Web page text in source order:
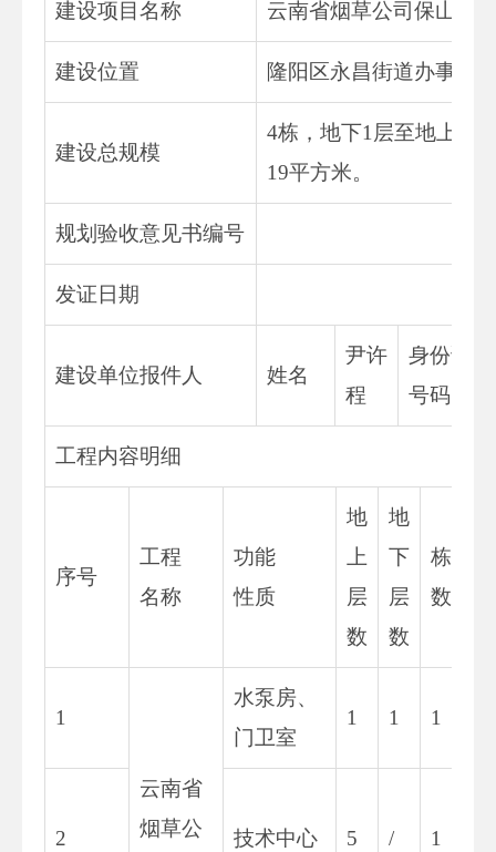
建设项目名称 云南省烟草公司保山市
建设位置 隆阳区永昌街道办事处
建设总规模
4栋，地下1层至地上13
19平方米。
规划验收意见书编号
发证日期
建设单位报件人 姓名
尹许
程
身份证
号码
工程内容明细
序号
工程
名称
功能
性质
地
上
层
数
地
下
层
数
栋
数
1
云南省
烟草公
水泵房、
门卫室
1 1 1
2 技术中心 5 / 1